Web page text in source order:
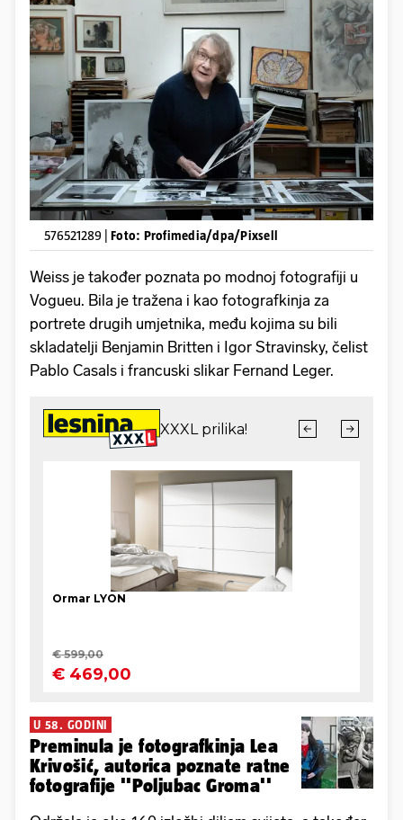
576521289 | Foto: Profimedia/dpa/Pixsell
Weiss je također poznata po modnoj fotografiji u
Vogueu. Bila je tražena i kao fotografkinja za
portrete drugih umjetnika, među kojima su bili
skladatelji Benjamin Britten i Igor Stravinsky, čelist
Pablo Casals i francuski slikar Fernand Leger.
U 58. GODINI
Preminula je fotografkinja Lea
Krivošić, autorica poznate ratne
fotografije ''Poljubac Groma''